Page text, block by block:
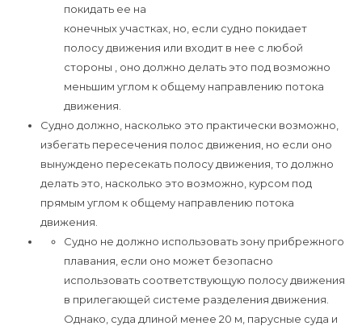
покидать еe на
конечных участках, но, если судно покидает
полосу движения или входит в неe с любой
стороны , оно должно делать это под возможно
меньшим углом к общему направлению потока
движения.
Судно должно, насколько это практически возможно,
избегать пересечения полос движения, но если оно
вынуждено пересекать полосу движения, то должно
делать это, насколько это возможно, курсом под
прямым углом к общему направлению потока
движения.
Судно не должно использовать зону прибрежного
плавания, если оно может безопасно
использовать соответствующую полосу движения
в прилегающей системе разделения движения.
Однако, суда длиной менее 20 м, парусные суда и